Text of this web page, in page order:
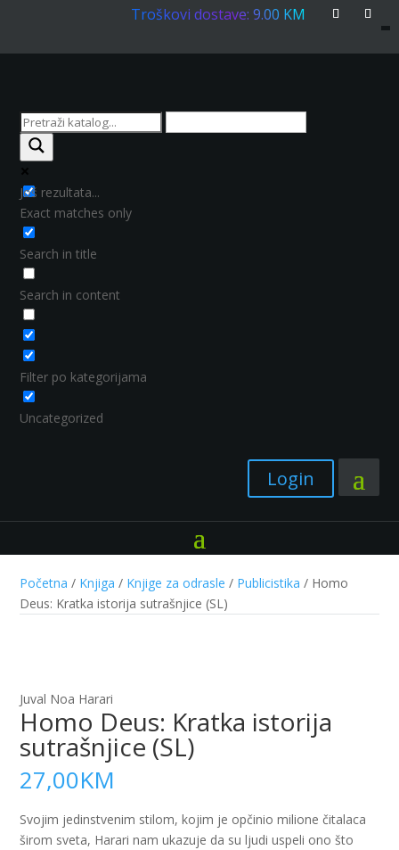
Troškovi dostave: 9.00 KM
Još rezultata...
Exact matches only
Search in title
Search in content
Filter po kategorijama
Uncategorized
Login
Početna / Knjiga / Knjige za odrasle / Publicistika / Homo
Deus: Kratka istorija sutrašnjice (SL)
Juval Noa Harari
Homo Deus: Kratka istorija
sutrašnjice (SL)
27,00KM
Svojim jedinstvenim stilom, kojim je opčinio milione čitalaca
širom sveta, Harari nam ukazuje da su ljudi uspeli ono što